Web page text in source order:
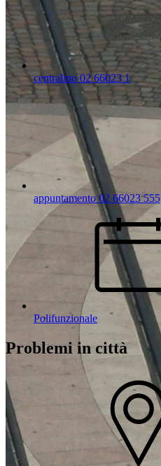
centralino 02 66023 1
appuntamento 02 66023 555
Polifunzionale
Problemi in città